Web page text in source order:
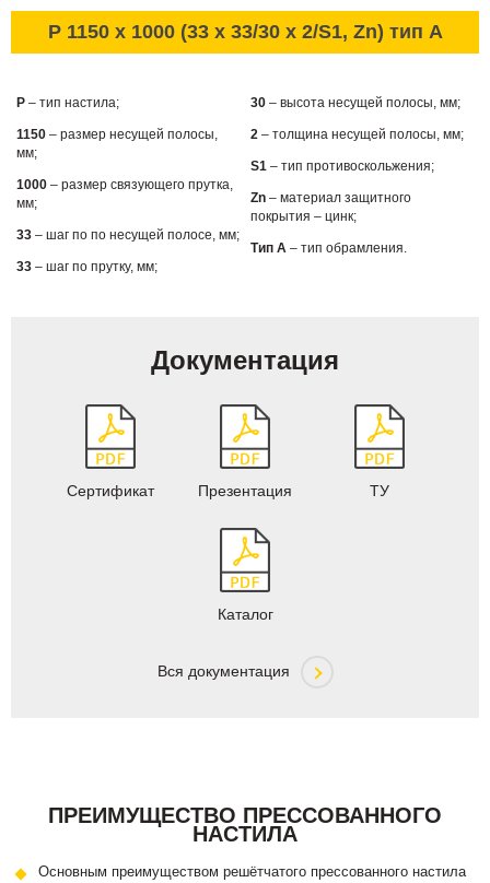
P 1150 x 1000 (33 x 33/30 x 2/S1, Zn) тип А
P – тип настила;
1150 – размер несущей полосы,
мм;
1000 – размер связующего прутка,
мм;
33 – шаг по по несущей полосе, мм;
33 – шаг по прутку, мм;
30 – высота несущей полосы, мм;
2 – толщина несущей полосы, мм;
S1 – тип противоскольжения;
Zn – материал защитного
покрытия – цинк;
Тип А – тип обрамления.
Документация
Сертификат Презентация ТУ
Каталог
Вся документация
ПРЕИМУЩЕСТВО ПРЕССОВАННОГО
НАСТИЛА
Основным преимуществом решётчатого прессованного настила